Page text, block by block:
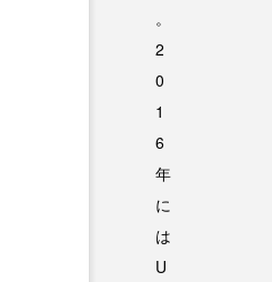
。
2
0
1
6
年
に
は
U